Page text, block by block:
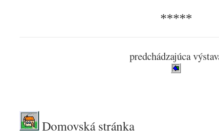
*****
predchádzajúca
Domovská stránka